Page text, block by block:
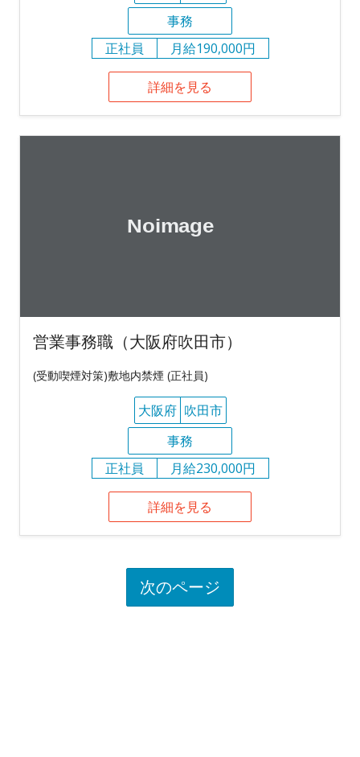
事務
正社員
月給190,000円
詳細を見る
営業事務職（大阪府吹田市）
(受動喫煙対策)敷地内禁煙 (正社員)
大阪府 吹田市
事務
正社員
月給230,000円
詳細を見る
次のページ